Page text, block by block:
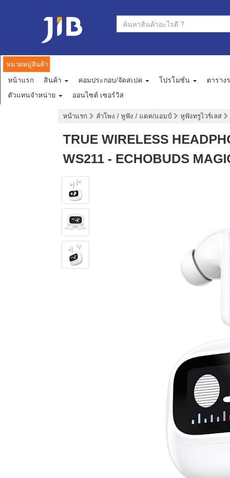
หมวดหมู่สินค้า
หน้าแรก สินค้า คอมประกอบ/จัดสเปค โปรโมชั่น ตาราง
ตัวแทนจำหน่าย
ออนไซต์ เซอร์วิส
หน้าแรก ลำโพง / หูฟัง / แดค/แอมป์ หูฟังทรูไวร์เลส
TRUE WIRELESS
WS211 - ECHOBUDS